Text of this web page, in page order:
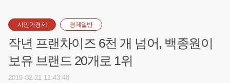
시민과경제 경제일반
작년 프랜차이즈 6천 개 넘어, 백종원이
보유 브랜드 20개로 1위
2019-02-21 11:43:48